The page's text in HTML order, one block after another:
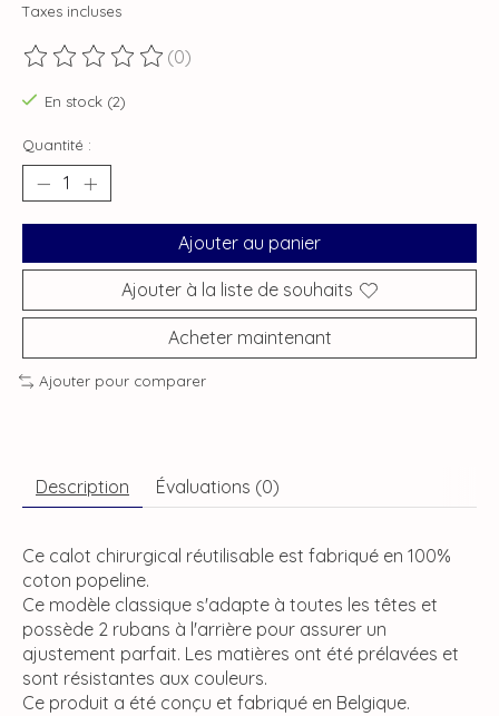
Taxes incluses
Ce produit est évalué à
(0)
En stock (2)
Quantité :
Ajouter au panier
Ajouter à la liste de souhaits
Acheter maintenant
Ajouter pour comparer
Description Évaluations (0)
Ce calot chirurgical réutilisable est fabriqué en 100%
coton popeline.
Ce modèle classique s'adapte à toutes les têtes et
possède 2 rubans à l'arrière pour assurer un
ajustement parfait. Les matières ont été prélavées et
sont résistantes aux couleurs.
Ce produit a été conçu et fabriqué en Belgique.